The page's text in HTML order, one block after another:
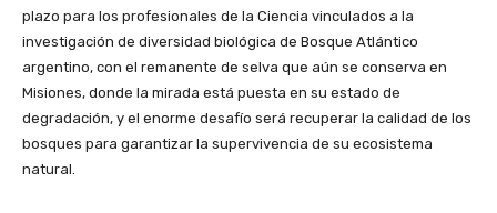
plazo para los profesionales de la Ciencia vinculados a la
investigación de diversidad biológica de Bosque Atlántico
argentino, con el remanente de selva que aún se conserva en
Misiones, donde la mirada está puesta en su estado de
degradación, y el enorme desafío será recuperar la calidad de los
bosques para garantizar la supervivencia de su ecosistema
natural.